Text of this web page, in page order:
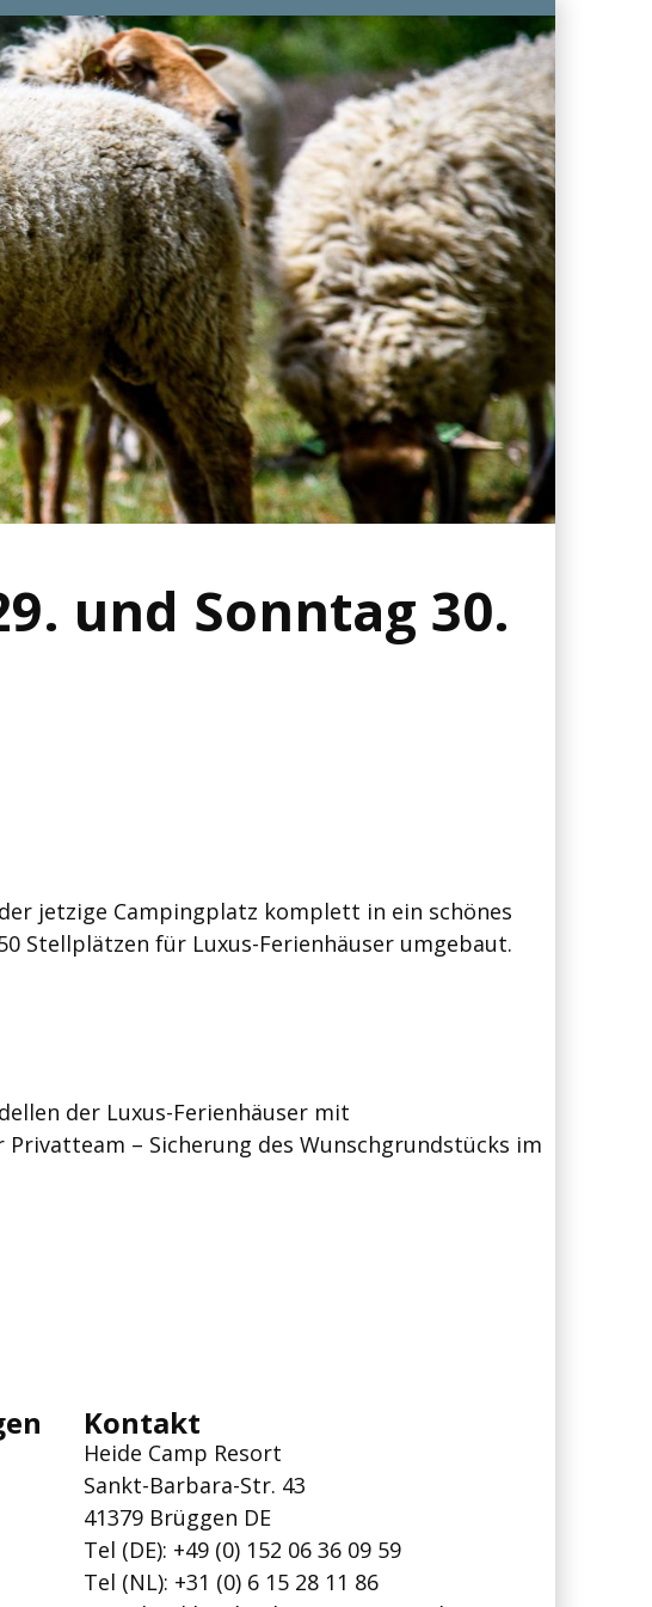
Erleben & Genießen
Kontakt
Unser
Angebot
und Sonntag 30.
jetzige Campingplatz komplett in ein schönes
Stellplätzen für Luxus-Ferienhäuser umgebaut.
der Luxus-Ferienhäuser mit
– Sicherung des Wunschgrundstücks im
Kontakt
Heide Camp Resort
Sankt-Barbara-Str. 43
41379 Brüggen DE
Tel (DE): +49 (0) 152 06 36 09 59
Tel (NL): +31 (0) 6 15 28 11 86